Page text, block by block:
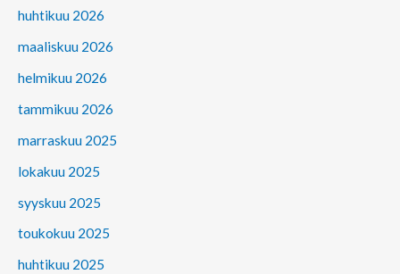
huhtikuu 2026
maaliskuu 2026
helmikuu 2026
tammikuu 2026
marraskuu 2025
lokakuu 2025
syyskuu 2025
toukokuu 2025
huhtikuu 2025